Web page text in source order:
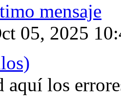
05, 2025
aquí los